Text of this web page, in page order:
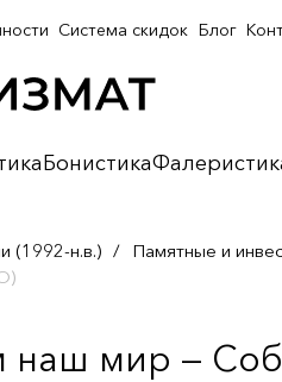
Бонистика
Система скидок Блог
(1992-н.в.) / Памятные и
мир —